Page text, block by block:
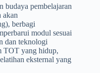
budaya pembelajaran
akan
berbagi
modul sesuai
dan teknologi
TOT yang hidup,
eksternal yang